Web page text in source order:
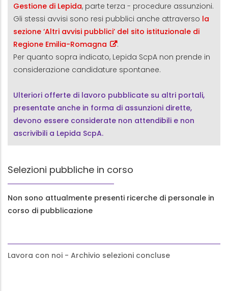
Gestione di Lepida, parte terza - procedure assunzioni.
Gli stessi avvisi sono resi pubblici anche attraverso la
sezione ‘Altri avvisi pubblici’ del sito istituzionale di
Regione Emilia-Romagna
.
Per quanto sopra indicato, Lepida ScpA non prende in
considerazione candidature spontanee.
Ulteriori offerte di lavoro pubblicate su altri portali,
presentate anche in forma di assunzioni dirette,
devono essere considerate non attendibili e non
ascrivibili a Lepida ScpA.
Selezioni pubbliche in corso
Non sono attualmente presenti ricerche di personale in
corso di pubblicazione
Lavora con noi - Archivio selezioni concluse